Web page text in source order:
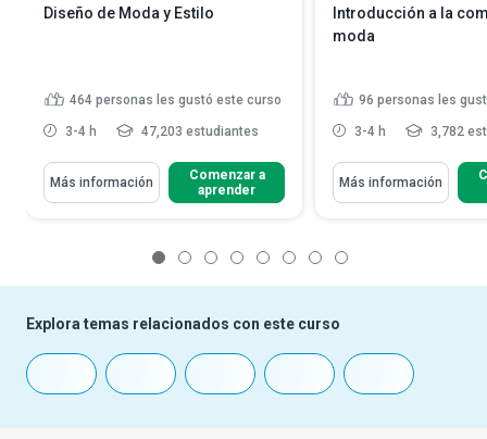
Diseño de Moda y Estilo
464 personas les gustó este curso
3-4 h 47,203 estudiantes
Más información
Comenzar a
aprender
Introducción a la
moda
96 personas les
3-4 h 3,782
Más información
Explora temas relacionados con este curso